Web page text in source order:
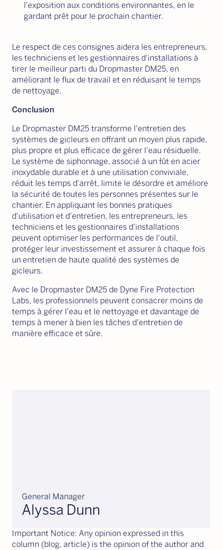
l'exposition aux conditions environnantes, en le
gardant prêt pour le prochain chantier.
Le respect de ces consignes aidera les entrepreneurs,
les techniciens et les gestionnaires d'installations à
tirer le meilleur parti du Dropmaster DM25, en
améliorant le flux de travail et en réduisant le temps
de nettoyage.
Conclusion
Le Dropmaster DM25 transforme l'entretien des
systèmes de gicleurs en offrant un moyen plus rapide,
plus propre et plus efficace de gérer l'eau résiduelle.
Le système de siphonnage, associé à un fût en acier
inoxydable durable et à une utilisation conviviale,
réduit les temps d'arrêt, limite le désordre et améliore
la sécurité de toutes les personnes présentes sur le
chantier. En appliquant les bonnes pratiques
d'utilisation et d'entretien, les entrepreneurs, les
techniciens et les gestionnaires d'installations
peuvent optimiser les performances de l'outil,
protéger leur investissement et assurer à chaque fois
un entretien de haute qualité des systèmes de
gicleurs.
Avec le Dropmaster DM25 de Dyne Fire Protection
Labs, les professionnels peuvent consacrer moins de
temps à gérer l'eau et le nettoyage et davantage de
temps à mener à bien les tâches d'entretien de
manière efficace et sûre.
General Manager
Alyssa Dunn
Important Notice: Any opinion expressed in this
column (blog, article) is the opinion of the author and